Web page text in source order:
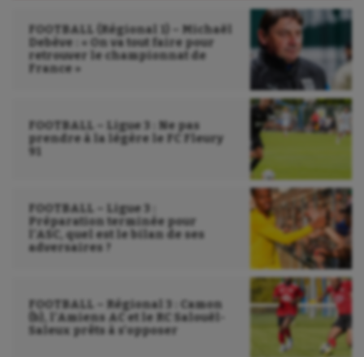
FOOTBALL (Régional 1) – Michaël
Debève : « On va tout faire pour
retrouver le championnat de
France »
FOOTBALL – Ligue 3 : Ne pas
prendre à la légère le FC Fleury
91
FOOTBALL – Ligue 3 :
Préparation terminée pour
l’ASC, quel est le bilan de ses
adversaires ?
FOOTBALL – Régional 3 : Camon
(b), l’Amiens AC et le RC Salouël-
Saleux prêts à s’opposer